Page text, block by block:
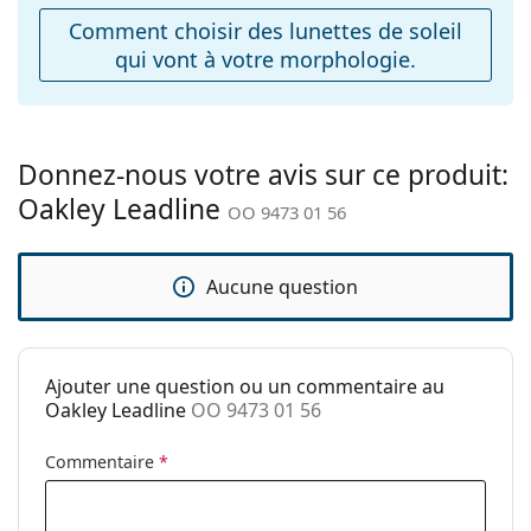
varier.
Le chiffon fourni est idéal pour le nettoyage et
l'entretien des lunettes de soleil. Certains modèles
peuvent être livrés avec un sac en tissu au lieu d'un
découvrir d'autres modèles de marques populaires.
Poids:
130 g
ajustables:
Non
Accessoires
Sexe:
Pour femmes
Catégorie:
Lunettes de soleil
Marque:
Comment choisir des lunettes de soleil
qui vont à votre morphologie.
Donnez-nous votre avis sur ce produit:
Oakley Leadline OO 9473 01 56
Aucune question
Ajouter une question ou un commentaire au
Oakley Leadline OO 9473 01 56
Commentaire *